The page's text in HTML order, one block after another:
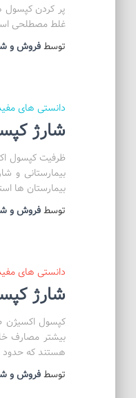
پر کردن
غلط مصطلحی
توسطفروش و
دانستی های
شارژ
ظرفیت کپسول
بیمارستانی و
بیمارستان ها
توسطفروش و
دانستی های
شارژ
کپسول اکسیژن
هستند که حدود بین
توسطفروش و